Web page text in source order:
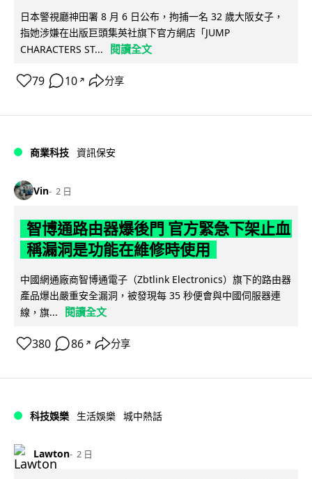
日本警視廳神田署 8 月 6 日公布，拘捕一名 32 歲大阪女子，
指她涉嫌在出版巨頭集英社旗下官方網店「JUMP
CHARACTERS ST...
閱讀全文
79 10 ↗ 分享
商業科技 資訊保安
Vin 2 日
智博通路由器爆後門 官方緊急下架止血
稱漏洞是功能在維修時使用
中國網通廠商智博通電子（Zbtlink Electronics）旗下的路由器
產品爆出嚴重安全漏洞，被發現每 35 秒便會與中國伺服器連
線，旗...
閱讀全文
380 86 ↗ 分享
科技娛樂 生活娛樂 城中熱話
Lawton 2 日